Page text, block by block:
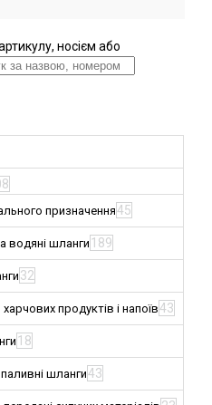
носієм або
призначення45
водяні шланги 189
32
продуктів і напоїв43
18
шланги43